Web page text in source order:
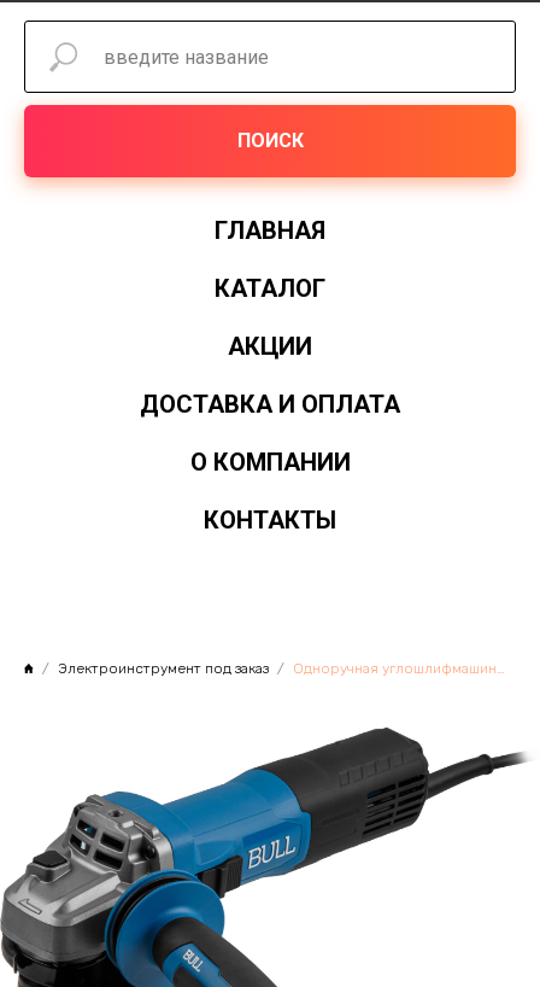
ПОИСК
ГЛАВНАЯ
КАТАЛОГ
АКЦИИ
ДОСТАВКА И ОПЛАТА
О КОМПАНИИ
КОНТАКТЫ
Электроинструмент под заказ